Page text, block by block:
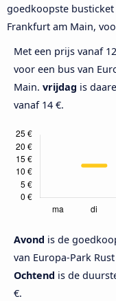
goedkoopste
Frankfurt am Main,
Met een prijs vanaf
voor een bus van
Main. vrijdag is
vanaf 14 €.
Avond is de
van Europa-Park
Ochtend is de
€.